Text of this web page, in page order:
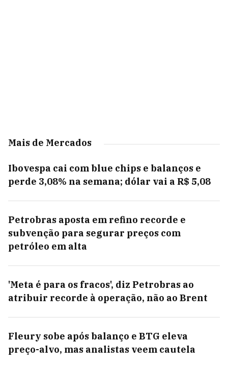
Mais de Mercados
Ibovespa cai com blue chips e balanços e
perde 3,08% na semana; dólar vai a R$ 5,08
Petrobras aposta em refino recorde e
subvenção para segurar preços com
petróleo em alta
'Meta é para os fracos', diz Petrobras ao
atribuir recorde à operação, não ao Brent
Fleury sobe após balanço e BTG eleva
preço-alvo, mas analistas veem cautela